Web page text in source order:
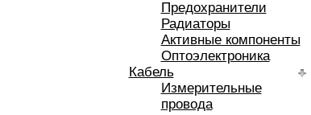
Предохранители
Радиаторы
Активные компоненты
Оптоэлектроника
Кабель
Измерительные
провода